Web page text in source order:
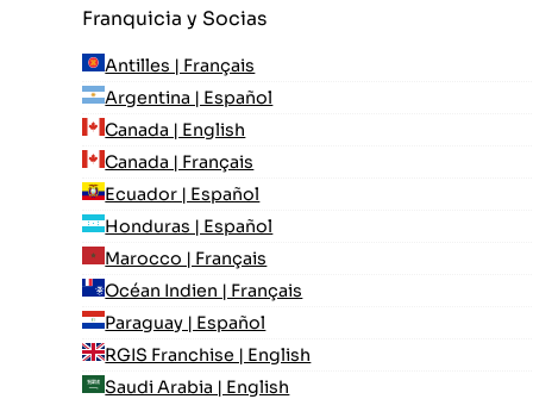
Franquicia y Socias
Antilles | Français
Argentina | Español
Canada | English
Canada | Français
Ecuador | Español
Honduras | Español
Marocco | Français
Océan Indien | Français
Paraguay | Español
RGIS Franchise | English
Saudi Arabia | English